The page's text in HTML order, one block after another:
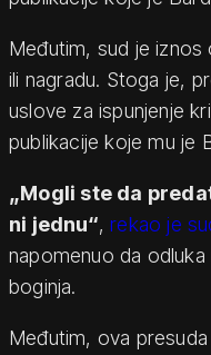
Međutim, sud je
ili nagradu. Stoga je,
uslove za ispunjenje
publikacije koje mu je
„Mogli ste da
ni jednu“,rekao je
napomenuo da
boginja.
Međutim, ova